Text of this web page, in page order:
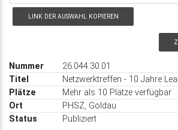
LINK DER AUSWAHL KOPIEREN
26.044.30.01
Netzwerktreffen - 10 Jahre
Mehr als 10 Plätze verfügbar
PHSZ, Goldau
Publiziert